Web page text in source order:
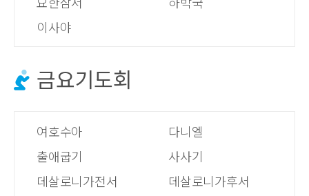
이사야
금요기도회
여호수아
다니엘
출애굽기
사사기
데살로니가전서
데살로니가후서